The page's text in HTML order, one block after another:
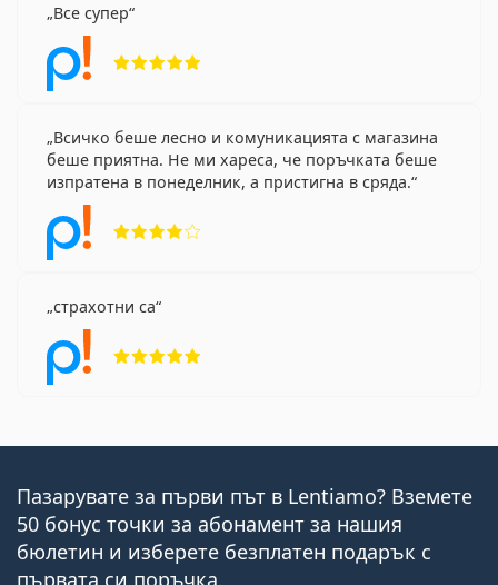
Все супер
Всичко беше лесно и комуникацията с магазина
беше приятна. Не ми хареса, че поръчката беше
изпратена в понеделник, а пристигна в сряда.
страхотни са
Пазарувате за първи път в Lentiamo? Вземете
50 бонус точки за абонамент за нашия
бюлетин и изберете безплатен подарък с
първата си поръчка.